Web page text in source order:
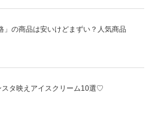
」の商品は安いけどまずい？人気商品
スタ映えアイスクリーム10選♡